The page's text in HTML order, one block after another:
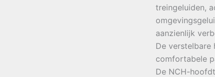
treingeluiden,
aanzienlijk
De verstelbare
comfortabele
De NCH-